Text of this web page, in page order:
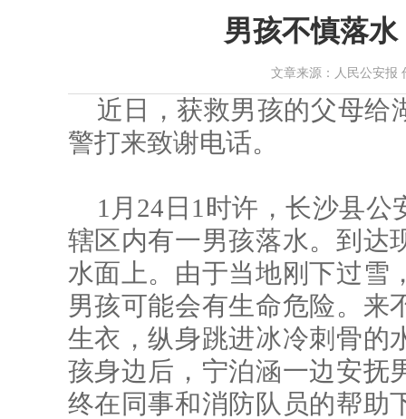
男孩不慎落
文章来源：人民公安报
近日，获救男孩的父母给
警打来致谢电话。
1月24日1时许，长沙县
辖区内有一男孩落水。到达
水面上。由于当地刚下过雪
男孩可能会有生命危险。来
生衣，纵身跳进冰冷刺骨的
孩身边后，宁泊涵一边安抚
终在同事和消防队员的帮助